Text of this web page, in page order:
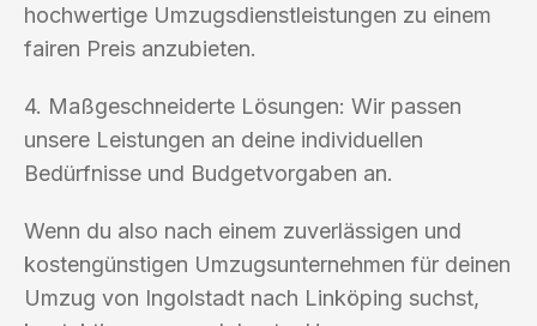
hochwertige Umzugsdienstleistungen zu einem
fairen Preis anzubieten.
4. Maßgeschneiderte Lösungen: Wir passen
unsere Leistungen an deine individuellen
Bedürfnisse und Budgetvorgaben an.
Wenn du also nach einem zuverlässigen und
kostengünstigen Umzugsunternehmen für deinen
Umzug von Ingolstadt nach Linköping suchst,